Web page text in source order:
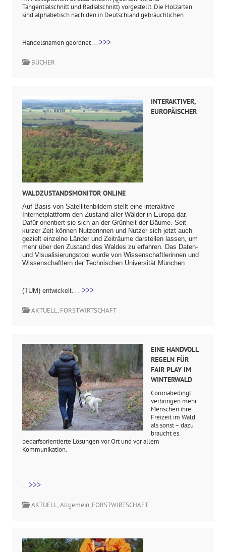
Tangentialschnitt und Radialschnitt) vorgestellt. Die Holzarten
sind alphabetisch nach den in Deutschland gebräuchlichen
Handelsnamen geordnet ... >>>
BÜCHER
INTERAKTIVER,
EUROPÄISCHER
WALDZUSTANDSMONITOR ONLINE
Auf Basis von Satellitenbildern stellt eine interaktive
Internetplattform den Zustand aller Wälder in Europa dar.
Dafür orientiert sie sich an der Grünheit der Bäume. Seit
kurzer Zeit können Nutzerinnen und Nutzer sich jetzt auch
gezielt einzelne Länder und Zeiträume darstellen lassen, um
mehr über den Zustand des Waldes zu erfahren. Das Daten-
und Visualisierungstool wurde von Wissenschaftlerinnen und
Wissenschaftlern der Technischen Universität München
(TUM) entwickelt. ... >>>
AKTUELL, FORSTWIRTSCHAFT
EINE HANDVOLL
REGELN FÜR
FAIR PLAY IM
WINTERWALD
Coronabedingt
verbringen mehr
Menschen ihre
Freizeit im Wald
als sonst – dazu
braucht es
bedarfsorientierte Lösungen vor Ort und vor allem
Kommunikation.
... >>>
AKTUELL,Allgemein, FORSTWIRTSCHAFT